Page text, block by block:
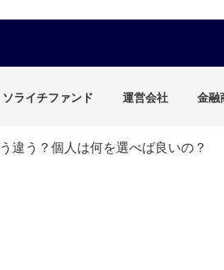
ソライチファンド 運営会社 金融
違う？個人は何を選べば良いの？